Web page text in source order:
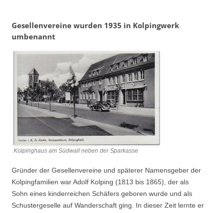
Gesellenvereine wurden 1935 in Kolpingwerk
umbenannt
Kolpinghaus am Südwall neben der Sparkasse
Gründer der Gesellenvereine und späterer Namensgeber der
Kolpingfamilien war Adolf Kolping (1813 bis 1865), der als
Sohn eines kinderreichen Schäfers geboren wurde und als
Schustergeselle auf Wanderschaft ging. In dieser Zeit lernte er